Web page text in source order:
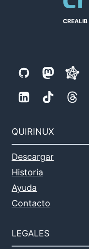
CREALIB
QUIRINUX
Descargar
Historia
Ayuda
Contacto
LEGALES